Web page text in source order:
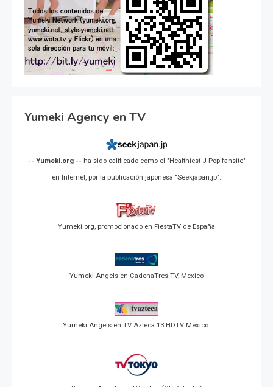
Yumeki Agency en TV
-- Yumeki.org -- ha sido calificado como el "Healthiest J-Pop fansite"
en Internet, por la publicación japonesa "Seekjapan.jp".
Yumeki.org, promocionado en FiestaTV de España
Yumeki Angels en CadenaTres TV, Mexico
Yumeki Angels en TV Azteca 13 HDTV Mexico.